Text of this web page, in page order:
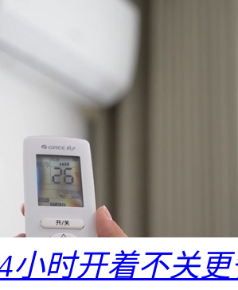
小时开着不关